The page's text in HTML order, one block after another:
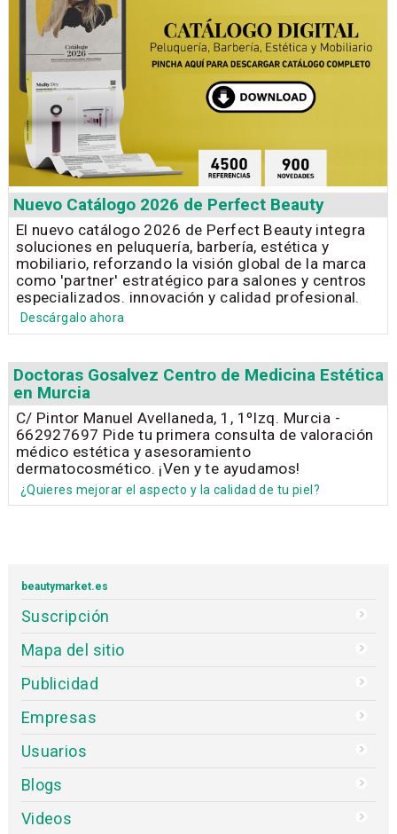
Nuevo Catálogo 2026 de Perfect Beauty
El nuevo catálogo 2026 de Perfect Beauty integra
soluciones en peluquería, barbería, estética y
mobiliario, reforzando la visión global de la marca
como 'partner' estratégico para salones y centros
especializados. innovación y calidad profesional.
Descárgalo ahora
Doctoras Gosalvez Centro de Medicina Estética
en Murcia
C/ Pintor Manuel Avellaneda, 1, 1ºIzq. Murcia -
662927697 Pide tu primera consulta de valoración
médico estética y asesoramiento
dermatocosmético. ¡Ven y te ayudamos!
¿Quieres mejorar el aspecto y la calidad de tu piel?
beautymarket.es
Suscripción
Mapa del sitio
Publicidad
Empresas
Usuarios
Blogs
Videos